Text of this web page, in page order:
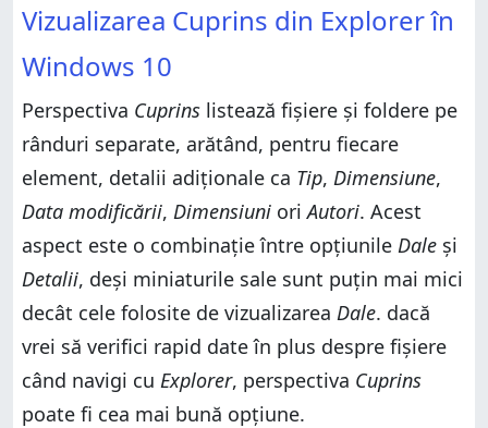
Vizualizarea Cuprins din Explorer în
Windows 10
Perspectiva Cuprins listează fișiere și foldere pe
rânduri separate, arătând, pentru fiecare
element, detalii adiționale ca Tip, Dimensiune,
Data modificării, Dimensiuni oriAutori. Acest
aspect este o combinație între opțiunile Dale și
Detalii, deși miniaturile sale sunt puțin mai mici
decât cele folosite de vizualizarea Dale. dacă
vrei să verifici rapid date în plus despre fișiere
când navigi cu Explorer, perspectiva Cuprins
poate fi cea mai bună opțiune.